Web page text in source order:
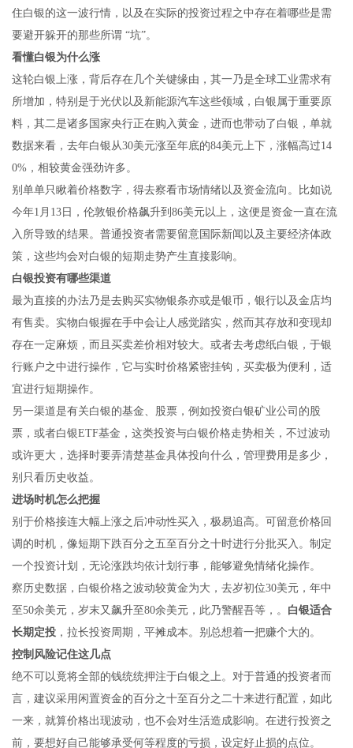
住白银的这一波行情，以及在实际的投资过程之中存在着哪些是需
要避开躲开的那些所谓 “坑”。
看懂白银为什么涨
这轮白银上涨，背后存在几个关键缘由，其一乃是全球工业需求有
所增加，特别是于光伏以及新能源汽车这些领域，白银属于重要原
料，其二是诸多国家央行正在购入黄金，进而也带动了白银，单就
数据来看，去年白银从30美元涨至年底的84美元上下，涨幅高过14
0%，相较黄金强劲许多。
别单单只瞅着价格数字，得去察看市场情绪以及资金流向。比如说
今年1月13日，伦敦银价格飙升到86美元以上，这便是资金一直在流
入所导致的结果。普通投资者需要留意国际新闻以及主要经济体政
策，这些均会对白银的短期走势产生直接影响。
白银投资有哪些渠道
最为直接的办法乃是去购买实物银条亦或是银币，银行以及金店均
有售卖。实物白银握在手中会让人感觉踏实，然而其存放和变现却
存在一定麻烦，而且买卖差价相对较大。或者去考虑纸白银，于银
行账户之中进行操作，它与实时价格紧密挂钩，买卖极为便利，适
宜进行短期操作。
另一渠道是有关白银的基金、股票，例如投资白银矿业公司的股
票，或者白银ETF基金，这类投资与白银价格走势相关，不过波动
或许更大，选择时要弄清楚基金具体投向什么，管理费用是多少，
别只看历史收益。
进场时机怎么把握
别于价格接连大幅上涨之后冲动性买入，极易追高。可留意价格回
调的时机，像短期下跌百分之五至百分之十时进行分批买入。制定
一个投资计划，无论涨跌均依计划行事，能够避免情绪化操作。
察历史数据，白银价格之波动较黄金为大，去岁初位30美元，年中
至50余美元，岁末又飙升至80余美元，此乃警醒吾等，。 白银适合
长期定投 ，拉长投资周期，平摊成本。别总想着一把赚个大的。
控制风险记住这几点
绝不可以竟将全部的钱统统押注于白银之上。对于普通的投资者而
言，建议采用闲置资金的百分之十至百分之二十来进行配置，如此
一来，就算价格出现波动，也不会对生活造成影响。在进行投资之
前，要想好自己能够承受何等程度的亏损，设定好止损的点位。